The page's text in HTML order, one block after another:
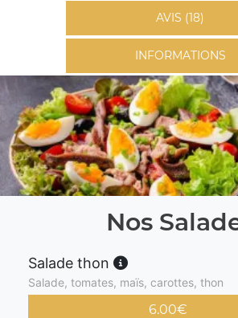
AVIS (18)
INFORMATIONS
Nos
Salade thon
Salade, tomates, maïs, carottes, thon
6.00€